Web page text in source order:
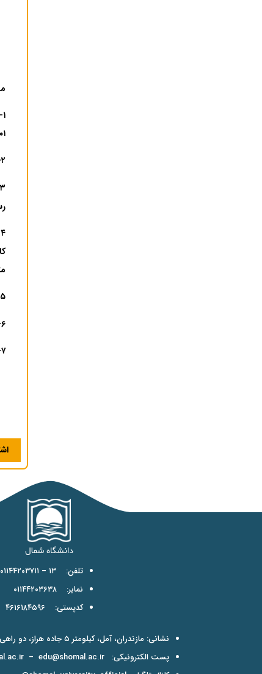
۱
۲
۵- در صورت بروز مشکل در پرداخت در ساعات اداری روزهای ۰۴/۱۱/۱۴۰۳ لغایت ۱۰/۱۱/۱۴۰۳ به امور مالی دانشگاه مراجعه نمایید.
۶-مسنولیت عدم پرداخت شهریه در تاریخ های فوق به عهده شخص دانشجو می باشد.
۷-دانشجو ملزم خواهد بود بعد از انتخاب واحد نسبت به تسویه کامل شهریه نیمسال اقدام نماید.
تلفن: ۱۳ – ۰۱۱۴۴۲۰۳۷۱۱
نمابر: ۰۱۱۴۴۲۰۳۶۳۸
کدپستی: ۴۶۱۶۱۸۴۵۹۶
نشانی: مازندران، آمل، کیلومتر ۵ جاده هراز، دو راهی امامزاده عبدالله
پست الکترونیکی:
– edu@shomal.ac.ir